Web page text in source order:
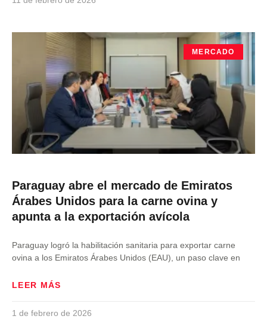
MERCADO
Paraguay abre el mercado de Emiratos
Árabes Unidos para la carne ovina y
apunta a la exportación avícola
Paraguay logró la habilitación sanitaria para exportar carne
ovina a los Emiratos Árabes Unidos (EAU), un paso clave en
LEER MÁS
1 de febrero de 2026